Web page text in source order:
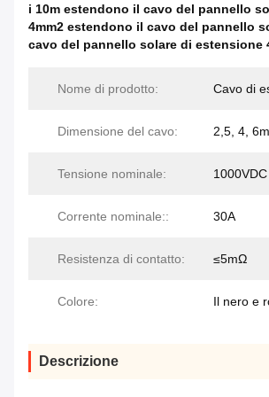
i 10m estendono il cavo del pannello
4mm2 estendono il cavo del pannello
cavo del pannello solare di estensione
Nome di prodotto: Cavo di
Dimensione del cavo: 2,5, 4,
Tensione nominale: 1000VDC
Corrente nominale:: 30A
Resistenza di contatto: ≤5mΩ
Colore: Il nero e
Descrizione